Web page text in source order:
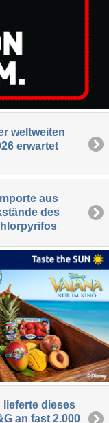
weltweiten
erwartet
aus
des
dieses
an fast 2.000